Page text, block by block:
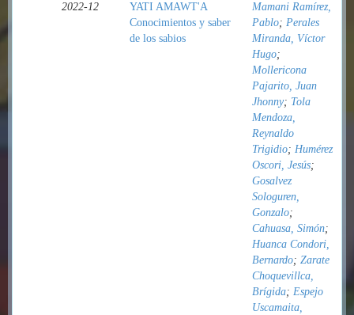
2022-12
YATI AMAWT'A
Conocimientos y saber
de los sabios
Mamani Ramírez,
Pablo; Perales
Miranda, Víctor
Hugo;
Mollericona
Pajarito, Juan
Jhonny; Tola
Mendoza,
Reynaldo
Trigidio; Humérez
Oscori, Jesús;
Gosalvez
Sologuren,
Gonzalo;
Cahuasa, Simón;
Huanca Condori,
Bernardo; Zarate
Choquevillca,
Brígida; Espejo
Uscamaita,